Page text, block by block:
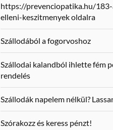
https://prevenciopatika.hu/
elleni-keszitmenyek oldalra
Szállodából a fogorvoshoz
Szállodai kalandból ihlette fém
rendelés
Szállodák napelem nélkül?
Szórakozz és keress pénzt!